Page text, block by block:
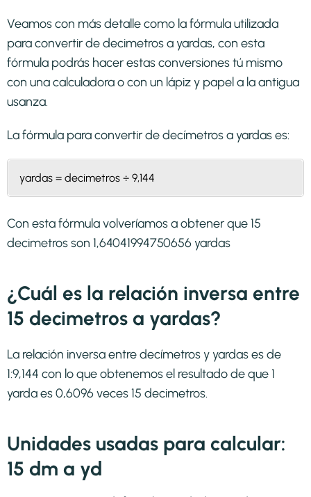
Veamos con más detalle como la fórmula utilizada
para convertir de decimetros a yardas, con esta
fórmula podrás hacer estas conversiones tú mismo
con una calculadora o con un lápiz y papel a la antigua
usanza.
La fórmula para convertir dedecímetros a yardases:
yardas = decimetros ÷ 9,144
Con esta fórmula volveríamos a obtener que 15
decimetros son 1,64041994750656 yardas
¿Cuál es la relación inversa entre
15 decimetros a yardas?
La relación inversa entre decímetros y yardas es de
1:9,144 con lo que obtenemos el resultado de que 1
yarda es 0,6096 veces 15 decimetros.
Unidades usadas para calcular:
15 dm a yd